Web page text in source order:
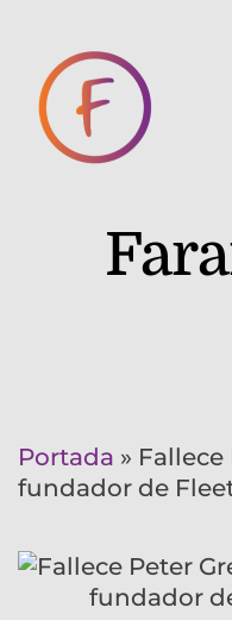
Portada »
fundador de